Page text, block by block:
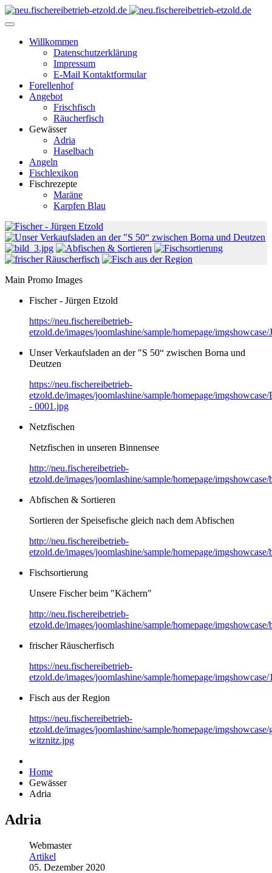
Willkommen
Datenschutzerklärung
Impressum
E-Mail Kontaktformular
Forellenhof
Angebot
Frischfisch
Räucherfisch
Gewässer
Adria
Haselbach
Angeln
Fischlexikon
Fischrezepte
Maräne
Karpfen Blau
Main Promo Images
Fischer - Jürgen Etzold
https://neu.fischereibetrieb-
etzold.de/images/joomlashine/sample/homepage/
Unser Verkaufsladen an der "S 50“ zwischen Borna und
Deutzen
https://neu.fischereibetrieb-
etzold.de/images/joomlashine/sample/homepage/
- 0001.jpg
Netzfischen
Netzfischen in unseren Binnensee
http://neu.fischereibetrieb-
etzold.de/images/joomlashine/sample/homepage/
Abfischen & Sortieren
Sortieren der Speisefische gleich nach dem Abfischen
http://neu.fischereibetrieb-
etzold.de/images/joomlashine/sample/homepage/
Fischsortierung
Unsere Fischer beim "Kächern"
http://neu.fischereibetrieb-
etzold.de/images/joomlashine/sample/homepage/
frischer Räuscherfisch
https://neu.fischereibetrieb-
etzold.de/images/joomlashine/sample/homepage/
Fisch aus der Region
https://neu.fischereibetrieb-
etzold.de/images/joomlashine/sample/homepage/imgshowcase/
witznitz.jpg
Home
Gewässer
Adria
Adria
Webmaster
Artikel
05. Dezember 2020